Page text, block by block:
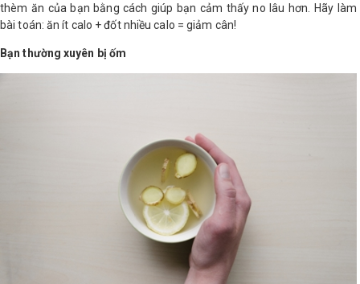
thèm ăn của bạn bằng cách giúp bạn cảm thấy no lâu hơn. Hãy làm
bài toán: ăn ít calo + đốt nhiều calo = giảm cân!
Bạn thường xuyên bị ốm